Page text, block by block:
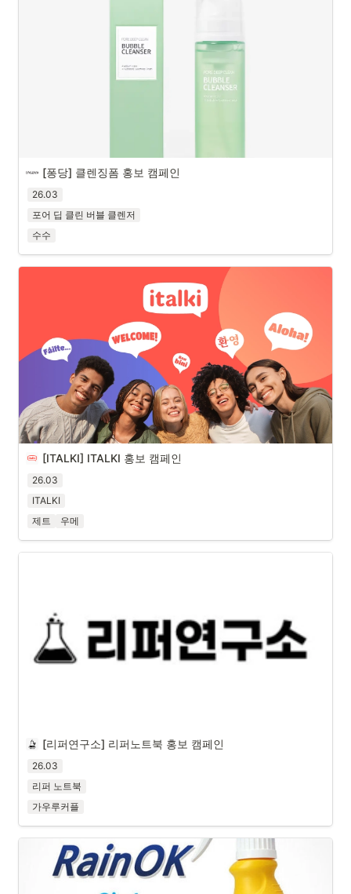
[퐁당] 클렌징폼 홍보 캠페인
26.03
포어 딥 클린 버블 클렌저
수수
[ITALKI] ITALKI 홍보 캠페인
26.03
ITALKI
제트
우메
[리퍼연구소] 리퍼노트북 홍보 캠페인
26.03
리퍼 노트북
가우루커플